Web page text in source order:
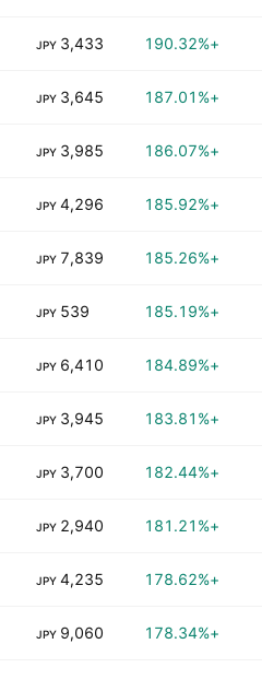
+190.32%
3,433
JPY
+187.01%
3,645
JPY
+186.07%
3,985
JPY
+185.92%
4,296
JPY
+185.26%
7,839
JPY
+185.19%
539
JPY
+184.89%
6,410
JPY
+183.81%
3,945
JPY
+182.44%
3,700
JPY
+181.21%
2,940
JPY
+178.62%
4,235
JPY
+178.34%
9,060
JPY